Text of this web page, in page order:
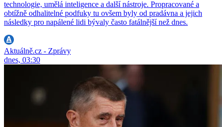
technologie, umělá inteligence a další nástroje. Propracované a
obtížně odhalitelné podfuky tu ovšem byly od pradávna a jejich
následky pro napálené lidi bývaly často fatálnější než dnes.
Aktuálně.cz - Zprávy
dnes, 03:30